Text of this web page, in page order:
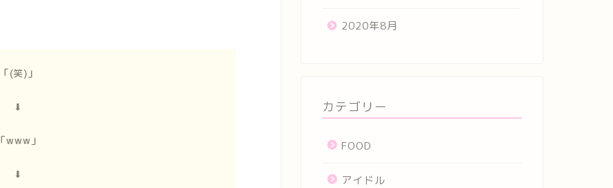
「(笑)」
⬇︎
「www」
⬇︎
2020年8月
カテゴリー
FOOD
アイドル